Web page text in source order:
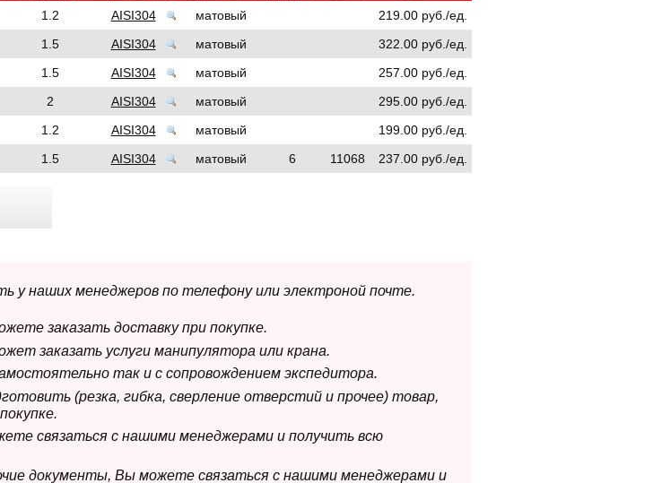
1.2 AISI304 матовый
219.00 руб./ед.
1.5 AISI304 матовый
322.00 руб./ед.
1.5 AISI304 матовый
257.00 руб./ед.
2 AISI304 матовый
295.00 руб./ед.
1.2 AISI304 матовый
199.00 руб./ед.
1.5 AISI304 матовый 6 11068 237.00 руб./ед.
у наших менеджеров по телефону или электроной почте.
заказать доставку при покупке.
заказать услуги манипулятора или крана.
так и с сопровождением экспедитора.
(резка, гибка, сверление отверстий и прочее) товар,
связаться с нашими менеджерами и получить всю
документы, Вы можете связаться с нашими менеджерами и